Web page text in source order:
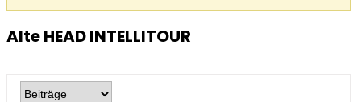
Alte HEAD INTELLITOUR